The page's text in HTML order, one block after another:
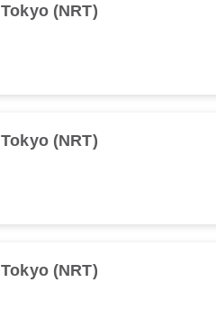
Tokyo (NRT)
Tokyo (NRT)
Tokyo (NRT)